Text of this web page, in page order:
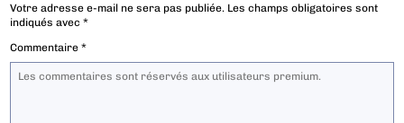
Votre adresse e-mail ne sera pas publiée. Les champs obligatoires sont
indiqués avec*
Commentaire*